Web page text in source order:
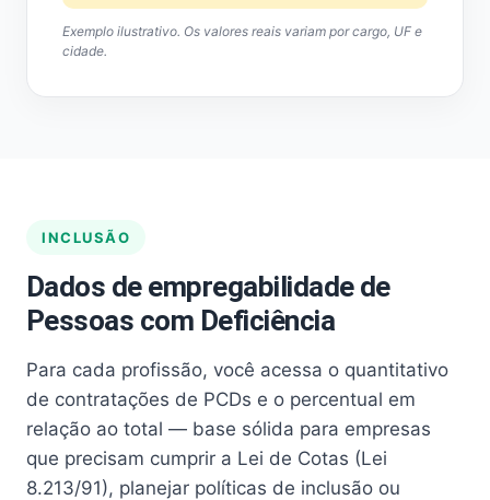
Exemplo ilustrativo. Os valores reais variam por cargo, UF e
cidade.
INCLUSÃO
Dados de empregabilidade de
Pessoas com Deficiência
Para cada profissão, você acessa o quantitativo
de contratações de PCDs e o percentual em
relação ao total — base sólida para empresas
que precisam cumprir a Lei de Cotas (Lei
8.213/91), planejar políticas de inclusão ou